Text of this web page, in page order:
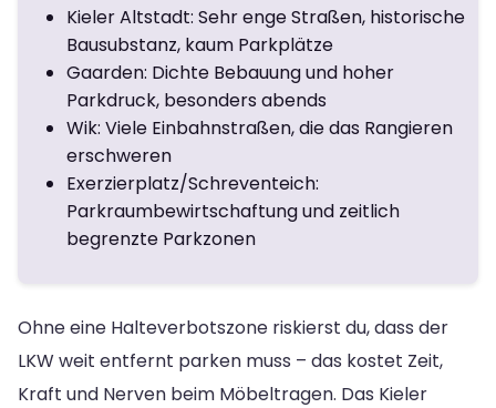
Kieler Altstadt: Sehr enge Straßen, historische
Bausubstanz, kaum Parkplätze
Gaarden: Dichte Bebauung und hoher
Parkdruck, besonders abends
Wik: Viele Einbahnstraßen, die das Rangieren
erschweren
Exerzierplatz/Schreventeich:
Parkraumbewirtschaftung und zeitlich
begrenzte Parkzonen
Ohne eine Halteverbotszone riskierst du, dass der
LKW weit entfernt parken muss – das kostet Zeit,
Kraft und Nerven beim Möbeltragen. Das Kieler